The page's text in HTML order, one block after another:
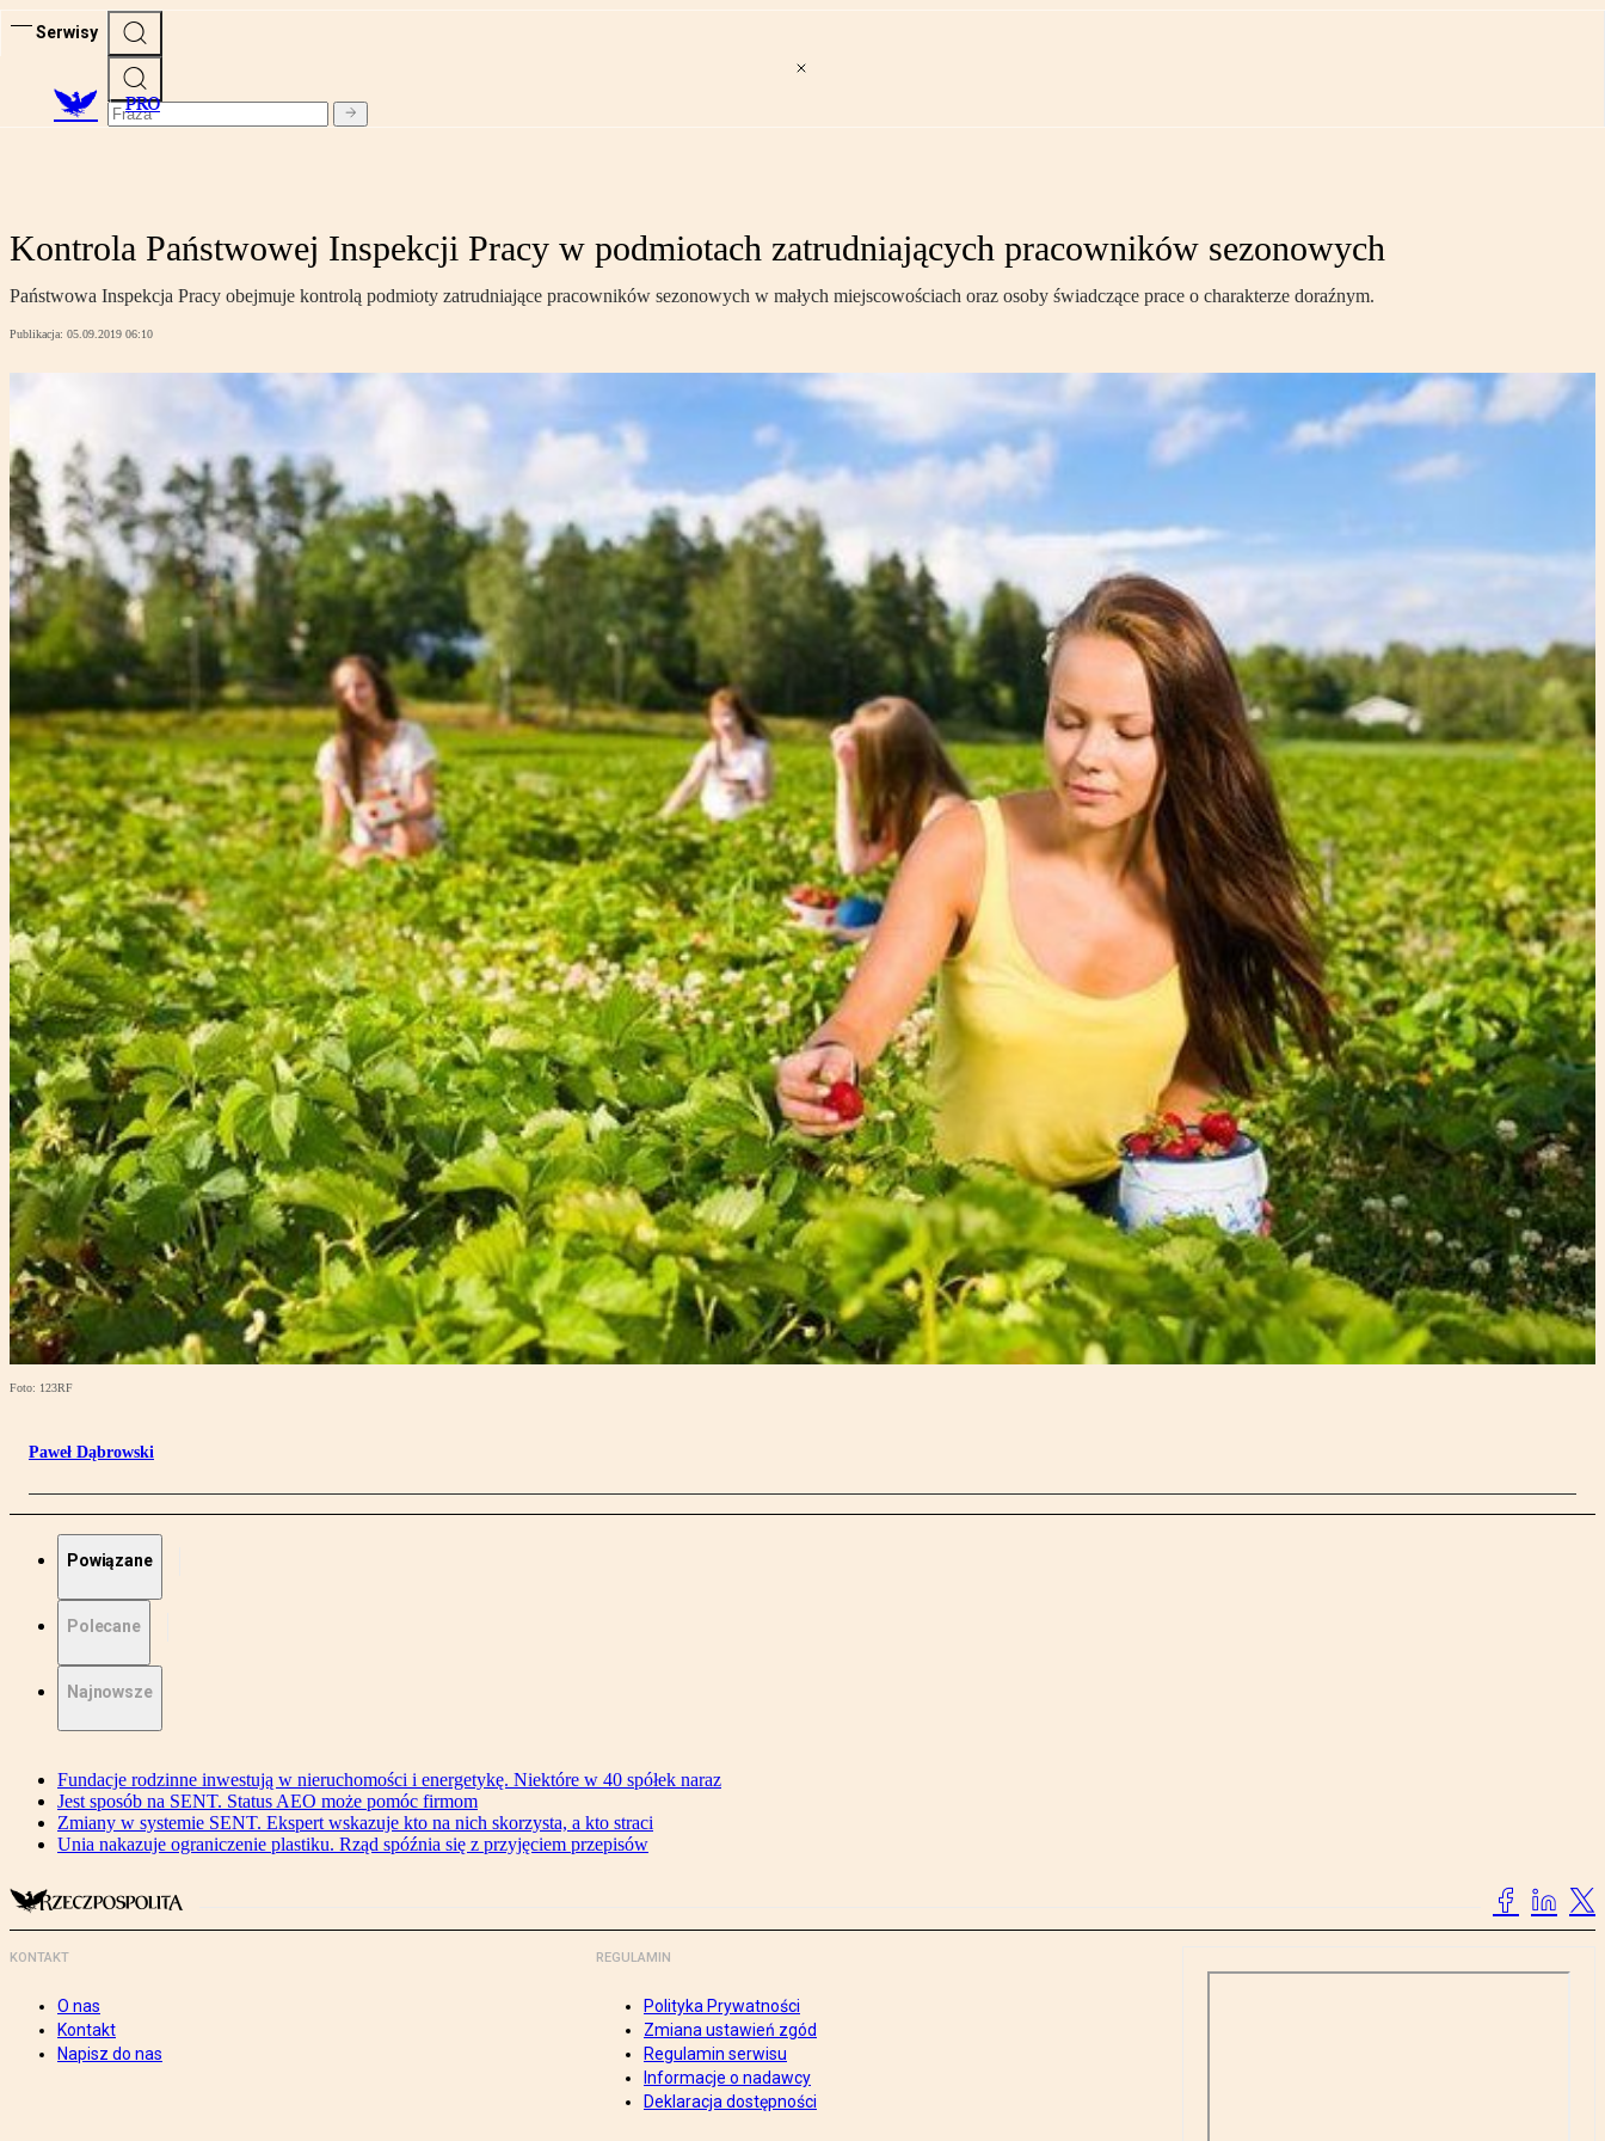
Serwisy
PRO
Kontrola Państwowej Inspekcji Pracy w podmiotach zatrudniających pracowników sezonowych
Państwowa Inspekcja Pracy obejmuje kontrolą podmioty zatrudniające pracowników sezonowych w małych miejscowościach oraz osoby świadczące prace o charakterze doraźnym.
Publikacja: 05.09.2019 06:10
Foto: 123RF
Paweł Dąbrowski
Powiązane
Polecane
Najnowsze
Fundacje rodzinne inwestują w nieruchomości i energetykę. Niektóre w 40 spółek naraz
Jest sposób na SENT. Status AEO może pomóc firmom
Zmiany w systemie SENT. Ekspert wskazuje kto na nich skorzysta, a kto straci
Unia nakazuje ograniczenie plastiku. Rząd spóźnia się z przyjęciem przepisów
KONTAKT
O nas
Kontakt
Napisz do nas
REGULAMIN
Polityka Prywatności
Zmiana ustawień zgód
Regulamin serwisu
Informacje o nadawcy
Deklaracja dostępności